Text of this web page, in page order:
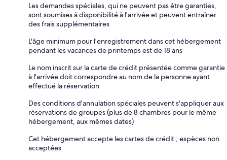
Les demandes spéciales, qui ne peuvent pas être garanties,
sont soumises à disponibilité à l'arrivée et peuvent entraîner
des frais supplémentaires
L'âge minimum pour l'enregistrement dans cet hébergement
pendant les vacances de printemps est de 18 ans
Le nom inscrit sur la carte de crédit présentée comme garantie
à l'arrivée doit correspondre au nom de la personne ayant
effectué la réservation
Des conditions d'annulation spéciales peuvent s'appliquer aux
réservations de groupes (plus de 8 chambres pour le même
hébergement, aux mêmes dates)
Cet hébergement accepte les cartes de crédit ; espèces non
acceptées